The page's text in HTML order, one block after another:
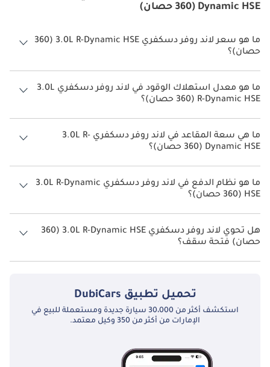
Dynamic HSE (360 حصان)
ما هو سعر لاند روفر دسكفري 3.0L R-Dynamic HSE (360
حصان)؟
سعر لاند روفر دسكفري 3.0L R-Dynamic HSE (360 حصان) هو درهم
395,600.
ما هو معدل استهلاك الوقود في لاند روفر دسكفري 3.0L
R-Dynamic HSE (360 حصان)؟
يبلغ معدل استهلاك الوقود المقترح من الشركة المصنعة لسيارة لاند روفر
دسكفري 2026 من 8كم/ليتر.
ما هي سعة المقاعد في لاند روفر دسكفري 3.0L R-
Dynamic HSE (360 حصان)؟
تتسع لاند روفر دسكفري 3.0L R-Dynamic HSE (360 حصان) لأ 7 أشخاص.
ما هو نظام الدفع في لاند روفر دسكفري 3.0L R-Dynamic
HSE (360 حصان)؟
نظام الدفع في لاند روفر دسكفري All Wheel Drive 3.0L R-Dynamic HSE (360
حصان).
هل تحوي لاند روفر دسكفري 3.0L R-Dynamic HSE (360
حصان) فتحة سقف؟
نعم توفر لاند روفر دسكفري 3.0L R-Dynamic HSE (360 حصان) فتحة السقف
تحميل تطبيق DubiCars
استكشف أكثر من 30،000 سيارة جديدة ومستعملة للبيع في
الإمارات من أكثر من 350 وكيل معتمد.